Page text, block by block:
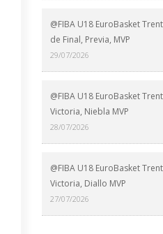
@FIBA U18 EuroBasket
de Final, Previa, MVP
29/07/2026
@FIBA U18 EuroBasket
Victoria, Niebla MVP
28/07/2026
@FIBA U18 EuroBasket
Victoria, Diallo MVP
27/07/2026